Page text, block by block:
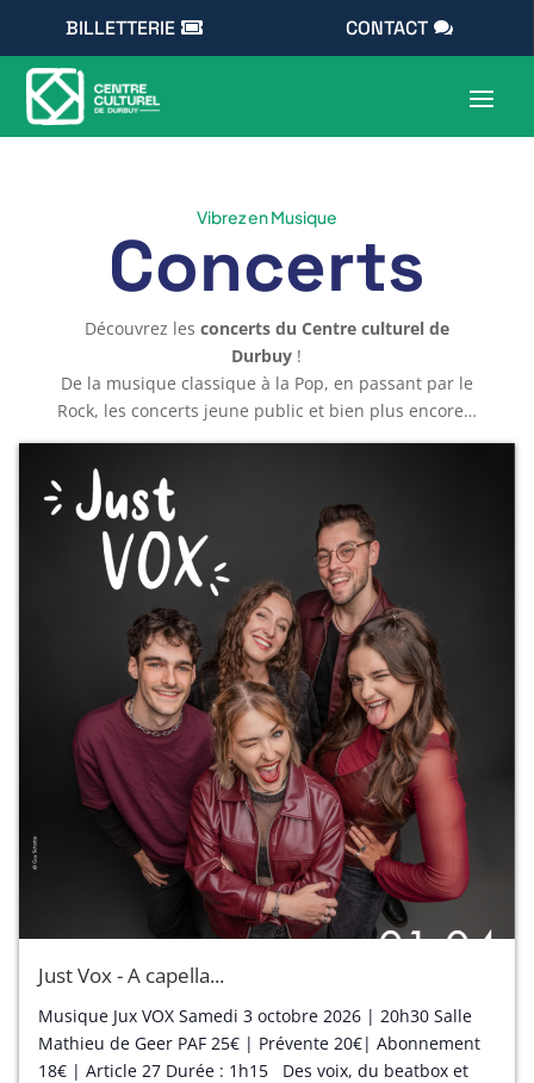
BILLETTERIE CONTACT
Vibrez en Musique
Concerts
Découvrez les concerts du Centre culturel de
Durbuy !
De la musique classique à la Pop, en passant par le
Rock, les concerts jeune public et bien plus encore…
Just Vox - A capella...
Musique Jux VOX Samedi 3 octobre 2026 | 20h30 Salle
Mathieu de Geer PAF 25€ | Prévente 20€| Abonnement
18€ | Article 27 Durée : 1h15 Des voix, du beatbox et